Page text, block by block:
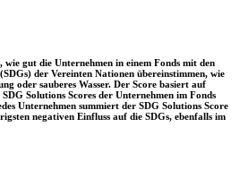
wie gut die Unternehmen in einem Fonds mit den
der Vereinten Nationen übereinstimmen, wie
oder sauberes Wasser. Der Score basiert auf
Solutions Scores der Unternehmen im Fonds
Unternehmen summiert der SDG Solutions Score
negativen Einfluss auf die SDGs, ebenfalls im